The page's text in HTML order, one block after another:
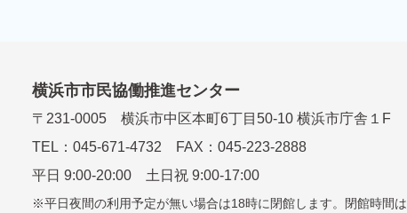
横浜市市民協働推進センター
〒 231-0005
横浜市中区本町6丁⽬50-10 横浜市庁舎１F
TEL： 045-671-4732 FAX：045-223-2888
平⽇ 9:00-20:00 ⼟⽇祝 9:00-17:00
平日夜間の利用予定が無い場合は18時に閉館します。 閉館時間は